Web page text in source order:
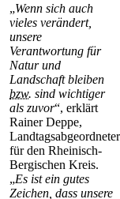
„Wenn sich auch
vieles verändert,
unsere
Verantwortung für
Natur und
Landschaft bleiben
bzw. sind wichtiger
als zuvor“, erklärt
Rainer Deppe,
Landtagsabgeordneter
für den Rheinisch-
Bergischen Kreis.
„Es ist ein gutes
Zeichen, dass unsere